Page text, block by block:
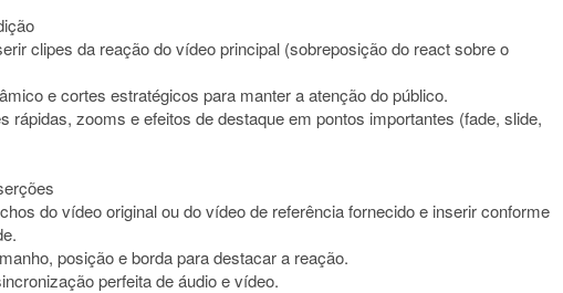
clipes da reação do vídeo principal (sobreposição do react sobre o
e cortes estratégicos para manter a atenção do público.
rápidas, zooms e efeitos de destaque em pontos importantes (fade, slide,
do vídeo original ou do vídeo de referência fornecido e inserir conforme
posição e borda para destacar a reação.
perfeita de áudio e vídeo.